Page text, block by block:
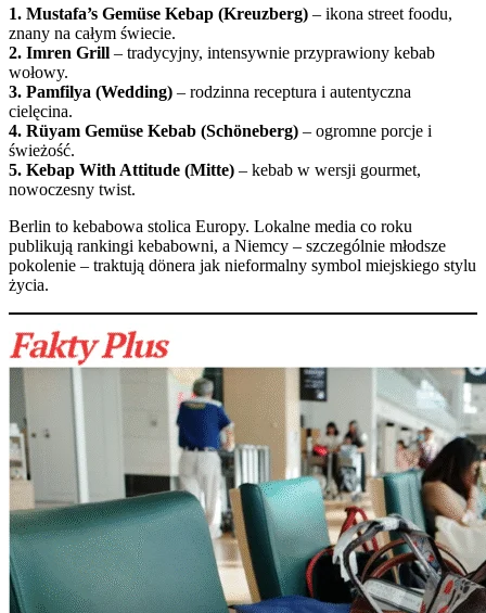
1. Mustafa’s Gemüse Kebap (Kreuzberg) – ikona street foodu,
znany na całym świecie.
2. Imren Grill – tradycyjny, intensywnie przyprawiony kebab
wołowy.
3. Pamfilya (Wedding) – rodzinna receptura i autentyczna
cielęcina.
4. Rüyam Gemüse Kebab (Schöneberg) – ogromne porcje i
świeżość.
5. Kebap With Attitude (Mitte) – kebab w wersji gourmet,
nowoczesny twist.
Berlin to kebabowa stolica Europy. Lokalne media co roku
publikują rankingi kebabowni, a Niemcy – szczególnie młodsze
pokolenie – traktują dönera jak nieformalny symbol miejskiego stylu
życia.